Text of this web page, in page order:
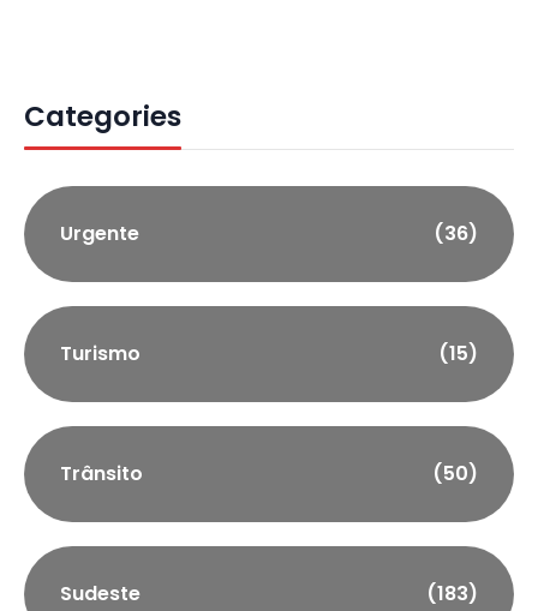
Categories
Urgente (36)
Turismo (15)
Trânsito (50)
Sudeste (183)